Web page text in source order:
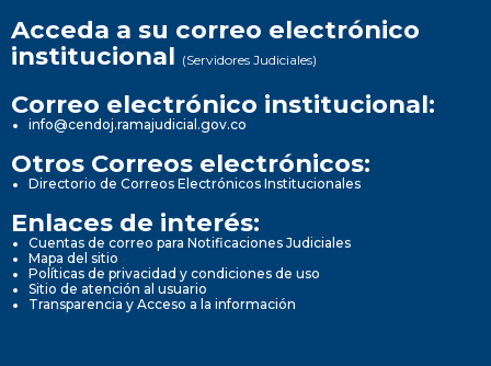
Acceda a su correo electrónico
institucional (Servidores Judiciales)
Correo electrónico institucional:
info@cendoj.ramajudicial.gov.co
Otros Correos electrónicos:
Directorio de Correos Electrónicos Institucionales
Enlaces de interés:
Cuentas de correo para Notificaciones Judiciales
Mapa del sitio
Políticas de privacidad y condiciones de uso
Sitio de atención al usuario
Transparencia y Acceso a la información